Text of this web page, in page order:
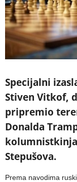
Specijalni
Stiven Vitkof,
pripremio
Donalda
Stepušova.
Prema navodima